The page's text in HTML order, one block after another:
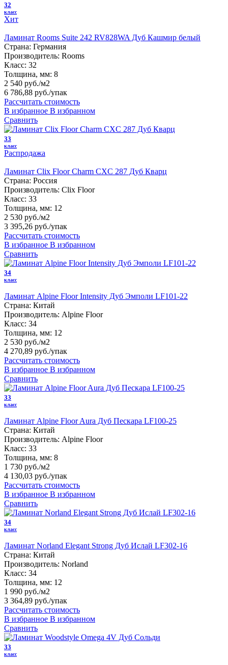
32
класс
Хит
Ламинат Rooms Suite 242 RV828WA Дуб Кашмир белый
Страна: Германия
Производитель: Rooms
Класс: 32
Толщина, мм: 8
2 540 руб./м2
6 786,88 руб./упак
Рассчитать стоимость
В избранное В избранном
Сравнить
33
класс
Распродажа
Ламинат Clix Floor Charm CXC 287 Дуб Кварц
Страна: Россия
Производитель: Clix Floor
Класс: 33
Толщина, мм: 12
2 530 руб./м2
3 395,26 руб./упак
Рассчитать стоимость
В избранное В избранном
Сравнить
34
класс
Ламинат Alpine Floor Intensity Дуб Эмполи LF101-22
Страна: Китай
Производитель: Alpine Floor
Класс: 34
Толщина, мм: 12
2 530 руб./м2
4 270,89 руб./упак
Рассчитать стоимость
В избранное В избранном
Сравнить
33
класс
Ламинат Alpine Floor Aura Дуб Пескара LF100-25
Страна: Китай
Производитель: Alpine Floor
Класс: 33
Толщина, мм: 8
1 730 руб./м2
4 130,03 руб./упак
Рассчитать стоимость
В избранное В избранном
Сравнить
34
класс
Ламинат Norland Elegant Strong Дуб Ислай LF302-16
Страна: Китай
Производитель: Norland
Класс: 34
Толщина, мм: 12
1 990 руб./м2
3 364,89 руб./упак
Рассчитать стоимость
В избранное В избранном
Сравнить
33
класс